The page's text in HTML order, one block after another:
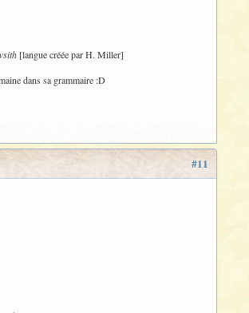
[langue créée par H. Miller]
dans sa grammaire :D
#11